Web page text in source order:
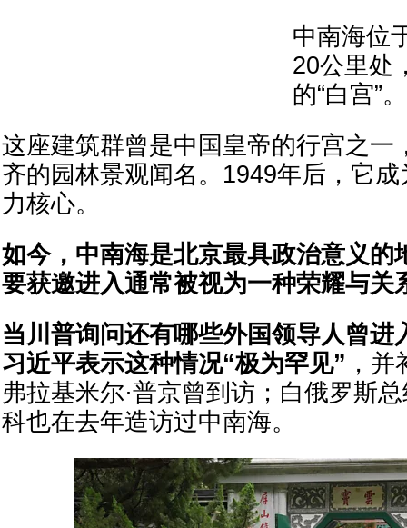
中南海位
20公里处
的“白宫”。
这座建筑群曾是中国皇帝的行宫之一
齐的园林景观闻名。1949年后，它
力核心。
如今，中南海是北京最具政治意义的
要获邀进入通常被视为一种荣耀与关
当川普询问还有哪些外国领导人曾进
习近平表示这种情况“极为罕见” ，
弗拉基米尔·普京曾到访；白俄罗斯
科也在去年造访过中南海。